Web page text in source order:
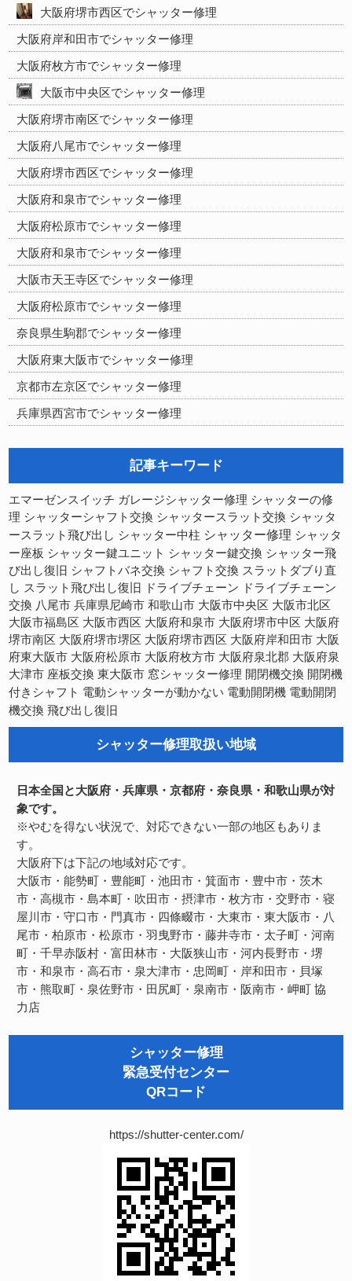
大阪府堺市西区でシャッター修理
大阪府岸和田市でシャッター修理
大阪府枚方市でシャッター修理
大阪市中央区でシャッター修理
大阪府堺市南区でシャッター修理
大阪府八尾市でシャッター修理
大阪府堺市西区でシャッター修理
大阪府和泉市でシャッター修理
大阪府松原市でシャッター修理
大阪府和泉市でシャッター修理
大阪市天王寺区でシャッター修理
大阪府松原市でシャッター修理
奈良県生駒郡でシャッター修理
大阪府東大阪市でシャッター修理
京都市左京区でシャッター修理
兵庫県西宮市でシャッター修理
記事キーワード
エマーゼンスイッチ ガレージシャッター修理 シャッターの修
理 シャッターシャフト交換 シャッタースラット交換 シャッタ
ースラット飛び出し シャッター中柱 シャッター修理 シャッタ
ー座板 シャッター鍵ユニット シャッター鍵交換 シャッター飛
び出し復旧 シャフトバネ交換 シャフト交換 スラットダブり直
し スラット飛び出し復旧 ドライブチェーン
ドライブチェーン
交換 八尾市 兵庫県尼崎市 和歌山市 大阪市中央区 大阪市北区
大阪市福島区 大阪市西区 大阪府和泉市 大阪府堺市中区 大阪府
堺市南区 大阪府堺市堺区 大阪府堺市西区 大阪府岸和田市 大阪
府東大阪市 大阪府松原市 大阪府枚方市 大阪府泉北郡 大阪府泉
大津市 座板交換 東大阪市 窓シャッター修理 開閉機交換 開閉機
付きシャフト 電動シャッターが動かない 電動開閉機 電動開閉
機交換 飛び出し復旧
シャッター修理取扱い地域
日本全国と大阪府・兵庫県・京都府・奈良県・和歌山県が対
象です。
※やむを得ない状況で、対応できない一部の地区もありま
す。
大阪府下は下記の地域対応です。
大阪市・能勢町・豊能町・池田市・箕面市・豊中市・茨木
市・高槻市・島本町・吹田市・摂津市・枚方市・交野市・寝
屋川市・守口市・門真市・四條畷市・大東市・東大阪市・八
尾市・柏原市・松原市・羽曳野市・藤井寺市・太子町・河南
町・千早赤阪村・富田林市・大阪狭山市・河内長野市・堺
市・和泉市・高石市・泉大津市・忠岡町・岸和田市・貝塚
市・熊取町・泉佐野市・田尻町・泉南市・阪南市・岬町協
力店
シャッター修理
緊急受付センター
QRコード
https://shutter-center.com/